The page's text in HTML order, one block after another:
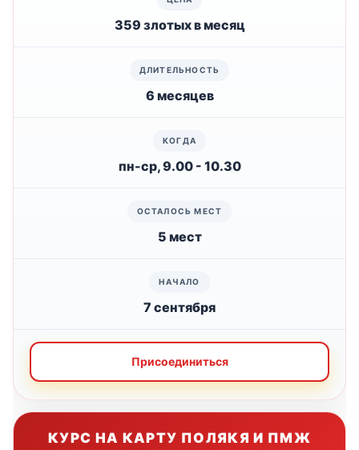
359 злотых в месяц
6 месяцев
пн-ср, 9.00 - 10.30
5 мест
7 сентября
Присоединиться
КУРС НА КАРТУ ПОЛЯКЯ И ПМЖ